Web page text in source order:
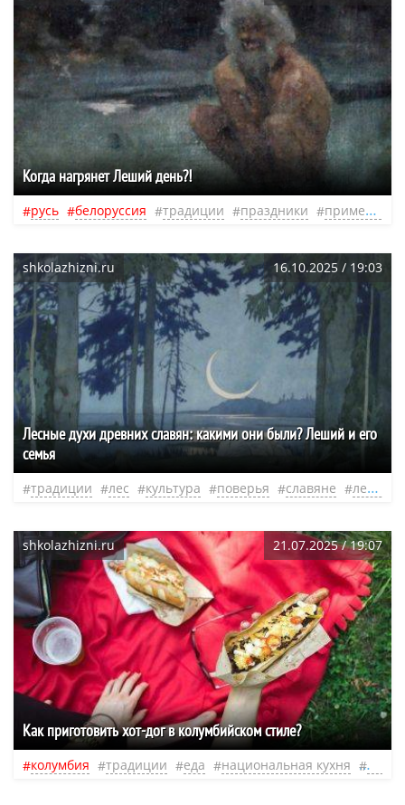
Когда нагрянет Леший день?!
русь белоруссия традиции праздники приметы
shkolazhizni.ru 16.10.2025 / 19:03
Лесные духи древних славян: какими они были? Леший и его
семья
традиции лес культура поверья славяне лесные духи
shkolazhizni.ru 21.07.2025 / 19:07
Как приготовить хот-дог в колумбийском стиле?
колумбия традиции еда национальная кухня